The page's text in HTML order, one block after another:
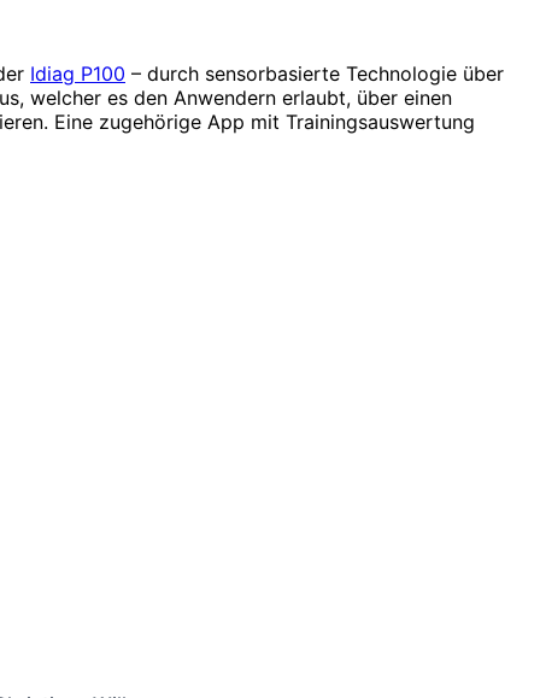
Idiag P100 – durch sensorbasierte Technologie über
welcher es den Anwendern erlaubt, über einen
Eine zugehörige App mit Trainingsauswertung